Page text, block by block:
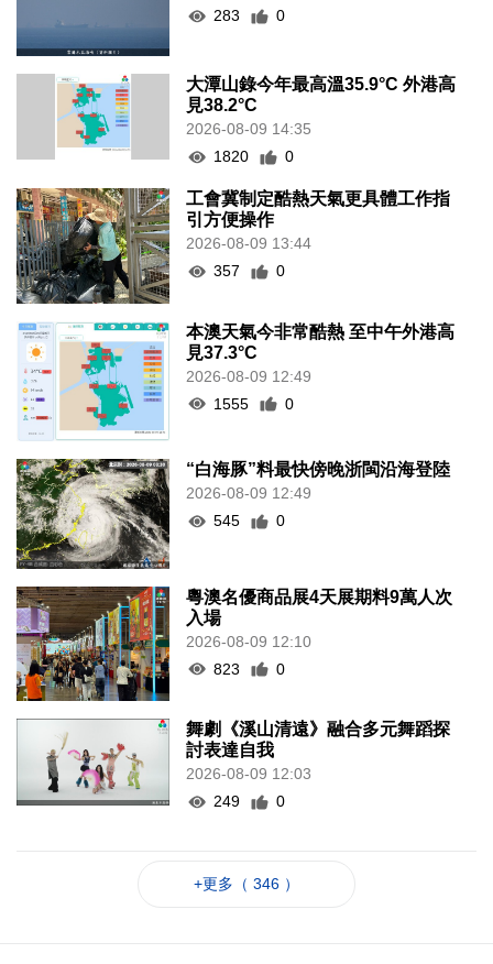
283 0
大潭山錄今年最高溫35.9°C 外港高
見38.2°C
2026-08-09 14:35
1820
0
工會冀制定酷熱天氣更具體工作指
引方便操作
2026-08-09 13:44
357
0
本澳天氣今非常酷熱 至中午外港高
見37.3°C
2026-08-09 12:49
1555
0
“白海豚”料最快傍晚浙閩沿海登陸
2026-08-09 12:49
545
0
粵澳名優商品展4天展期料9萬人次
入場
2026-08-09 12:10
823
0
舞劇《溪山清遠》融合多元舞蹈探
討表達自我
2026-08-09 12:03
249
0
+更多（ 346 ）